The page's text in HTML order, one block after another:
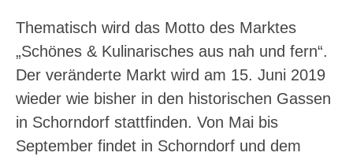
Thematisch wird das Motto des Marktes
„Schönes & Kulinarisches aus nah und fern“.
Der veränderte Markt wird am 15. Juni 2019
wieder wie bisher in den historischen Gassen
in Schorndorf stattfinden. Von Mai bis
September findet in Schorndorf und dem